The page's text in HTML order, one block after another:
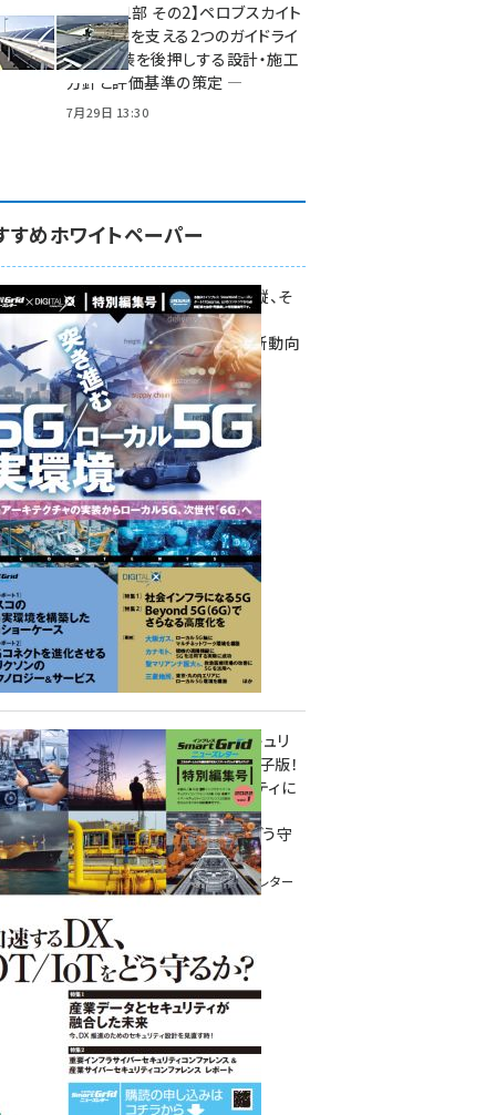
特集【第1部 その2】ペロブスカイト
太陽電池を支える2つのガイドライ
ン ― 実装を後押しする設計・施工
方針と評価基準の策定 ―
7月29日 13:30
すめホワイトペーパー
環境対策、建機の遠隔操縦、そ
して医療。
次世代通信規格「5G」最新動向
をこの1冊で学ぶ
SmartGrid ニューズレター ×
DIGITAL X 特別編集号 2022
Summer
重要インフラサイバーセキュリ
ティコンファレンス特別電子版！
― 産業サイバーセキュリティに
関わる全ての方へ！ ―
加速するDX、OT/IoTをどう守
るか？
インプレス SmartGridニューズレター